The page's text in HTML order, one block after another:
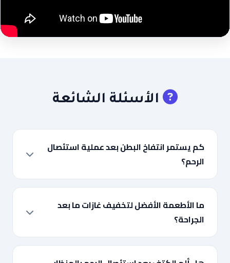
الأسئلة الشائعة
كم يستمر انتفاخ البطن بعد عملية استئصال
الرحم؟
ما الأطعمة الأفضل لتخفيف غازات ما بعد
الجراحة؟